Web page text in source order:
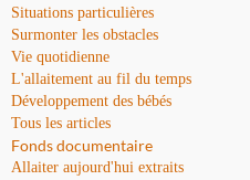
Situations particulières
Surmonter les obstacles
Vie quotidienne
L'allaitement au fil du temps
Développement des bébés
Tous les articles
Fonds documentaire
Allaiter aujourd'hui extraits